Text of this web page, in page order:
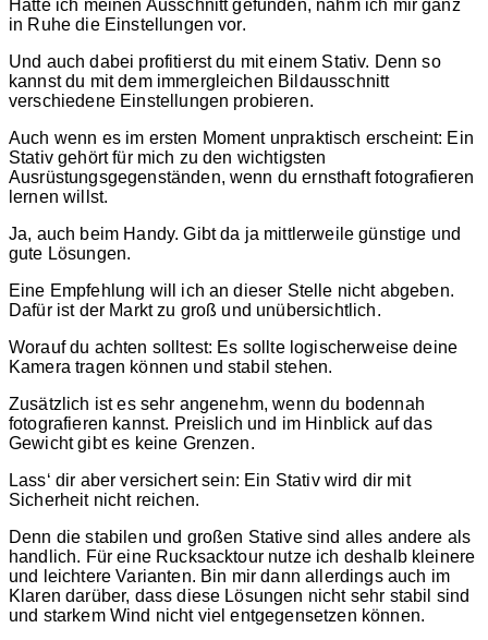
Hatte ich meinen Ausschnitt gefunden, nahm ich mir ganz
in Ruhe die Einstellungen vor.
Und auch dabei profitierst du mit einem Stativ. Denn so
kannst du mit dem immergleichen Bildausschnitt
verschiedene Einstellungen probieren.
Auch wenn es im ersten Moment unpraktisch erscheint: Ein
Stativ gehört für mich zu den wichtigsten
Ausrüstungsgegenständen, wenn du ernsthaft fotografieren
lernen willst.
Ja, auch beim Handy. Gibt da ja mittlerweile günstige und
gute Lösungen.
Eine Empfehlung will ich an dieser Stelle nicht abgeben.
Dafür ist der Markt zu groß und unübersichtlich.
Worauf du achten solltest: Es sollte logischerweise deine
Kamera tragen können und stabil stehen.
Zusätzlich ist es sehr angenehm, wenn du bodennah
fotografieren kannst. Preislich und im Hinblick auf das
Gewicht gibt es keine Grenzen.
Lass‘ dir aber versichert sein: Ein Stativ wird dir mit
Sicherheit nicht reichen.
Denn die stabilen und großen Stative sind alles andere als
handlich. Für eine Rucksacktour nutze ich deshalb kleinere
und leichtere Varianten. Bin mir dann allerdings auch im
Klaren darüber, dass diese Lösungen nicht sehr stabil sind
und starkem Wind nicht viel entgegensetzen können.